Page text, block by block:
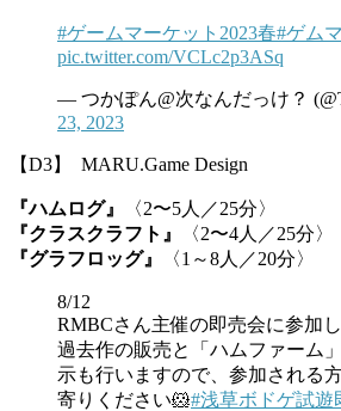
#ゲームマーケット2023春#ゲム
pic.twitter.com/VCLc2p3ASq
— つかぽん@次なんだっけ？
23, 2023
【D3】 MARU.Game Design
『ハムログ』
〈2〜5人／25分〉
『クラスクラフト』
〈2〜4人／25分〉
『グラフロッグ』
〈1～8人／20分〉
8/12
RMBCさん主催の即売会に参加し
過去作の販売と「ハムファーム
示も行いますので、参加される
寄りください🐹#浅草ボドゲ試遊